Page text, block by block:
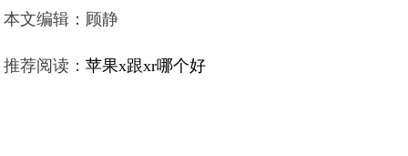
本文编辑：顾静
推荐阅读：苹果x跟xr哪个好